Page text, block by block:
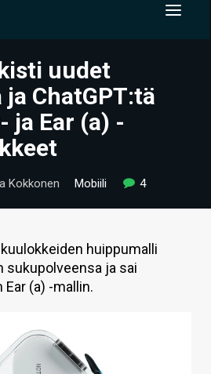
uudet
ChatGPT:tä
ja Ear (a) -
Kokkonen Mobiili 4
huippumalli
sukupolveensa ja sai
(a) -mallin.